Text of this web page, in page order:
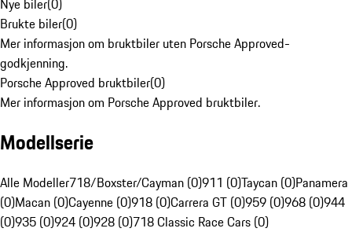
Brukte biler(0)
Mer informasjon om bruktbiler uten Porsche Approved-
godkjenning.
Porsche Approved bruktbiler(0)
Mer informasjon om Porsche Approved bruktbiler.
Modellserie
Alle Modeller718/Boxster/Cayman (0)911 (0)Taycan (0)Panamera
(0)Macan (0)Cayenne (0)918 (0)Carrera GT (0)959 (0)968 (0)944
(0)935 (0)924 (0)928 (0)718 Classic Race Cars (0)